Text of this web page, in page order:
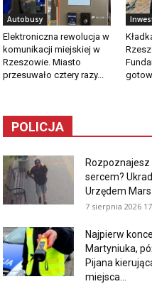
Autobusy
Elektroniczna rewolucja w
komunikacji miejskiej w
Rzeszowie. Miasto
przesuwało cztery razy...
POLICJA
sercem?
Urzędem
7 sierpnia 2026
Najpierw
Martyniuka,
Pijana
miejsca...